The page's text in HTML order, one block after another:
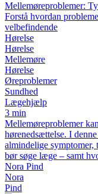
Mellemøreproblemer:
Forstå hvordan
velbefindende
Hørelse
Hørelse
Mellemøre
Hørelse
Øreproblemer
Sundhed
Lægehjælp
3 min
Mellemøreproblemer
hørenedsættelse. I
almindelige symptomer,
bør søge læge – samt
Nora Pind
Nora
Pind